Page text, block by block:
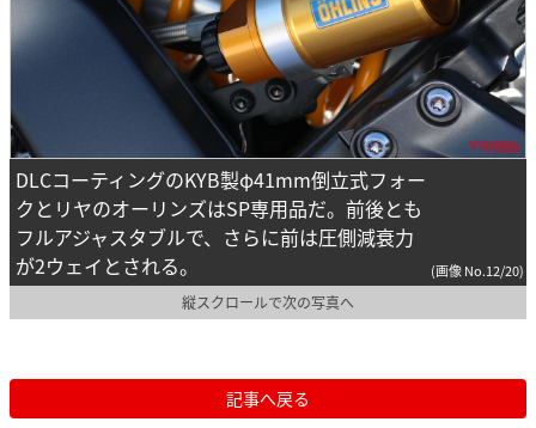
DLCコーティングのKYB製φ41mm倒立式フォー
クとリヤのオーリンズはSP専用品だ。前後とも
フルアジャスタブルで、さらに前は圧側減衰力
が2ウェイとされる。
(画像 No.12/20)
縦スクロールで次の写真へ
記事へ戻る